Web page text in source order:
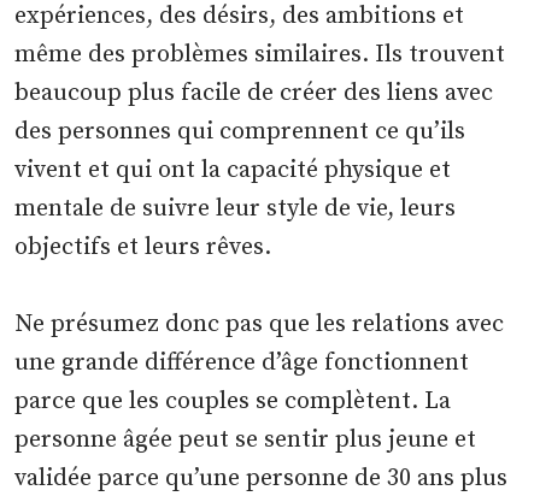
expériences, des désirs, des ambitions et
même des problèmes similaires. Ils trouvent
beaucoup plus facile de créer des liens avec
des personnes qui comprennent ce qu’ils
vivent et qui ont la capacité physique et
mentale de suivre leur style de vie, leurs
objectifs et leurs rêves.
Ne présumez donc pas que les relations avec
une grande différence d’âge fonctionnent
parce que les couples se complètent. La
personne âgée peut se sentir plus jeune et
validée parce qu’une personne de 30 ans plus